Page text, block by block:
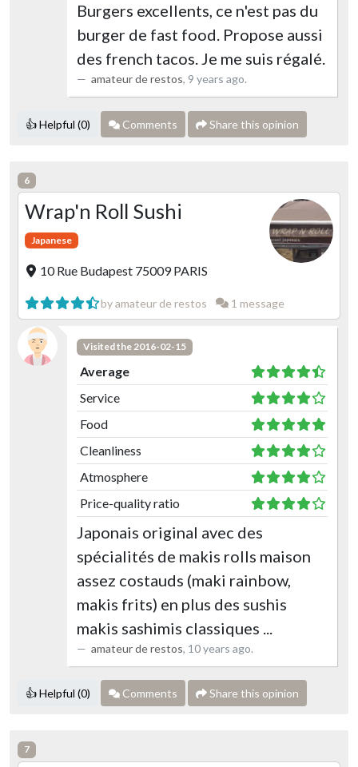
Burgers excellents, ce n'est pas du
burger de fast food. Propose aussi
des french tacos. Je me suis régalé.
amateur de restos, 9 years ago.
👍 Helpful (0) Comments Share this opinion
6
Wrap'n Roll Sushi
Japanese
10 Rue Budapest 75009 PARIS
by amateur de restos 1 message
Visited the 2016-02-15
Average
Service
Food
Cleanliness
Atmosphere
Price-quality ratio
Japonais original avec des
spécialités de makis rolls maison
assez costauds (maki rainbow,
makis frits) en plus des sushis
makis sashimis classiques ...
amateur de restos, 10 years ago.
👍 Helpful (0) Comments Share this opinion
7